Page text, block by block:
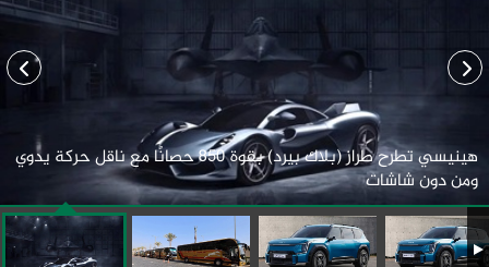
هينيسي تطرح طراز (بلاك بيرد) بقوة 850 حصانًا مع ناقل حركة يدوي
ومن دون شاشات